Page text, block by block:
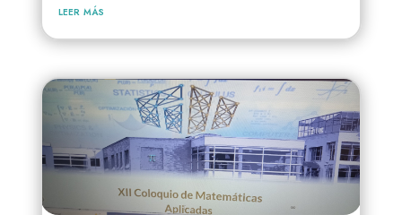
leer más